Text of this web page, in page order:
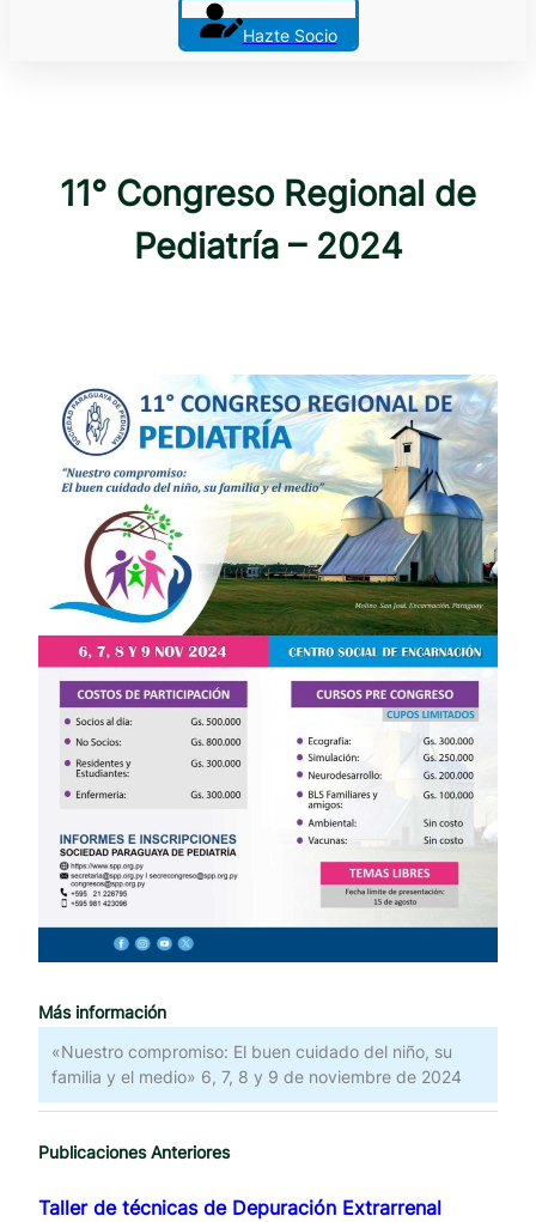
Hazte Socio
11° Congreso Regional de
Pediatría – 2024
Más información
«Nuestro compromiso: El buen cuidado del niño, su
familia y el medio» 6, 7, 8 y 9 de noviembre de 2024
Publicaciones Anteriores
Taller de técnicas de Depuración Extrarrenal